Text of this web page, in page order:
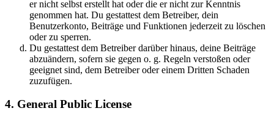
er nicht selbst erstellt hat oder die er nicht zur Kenntnis
genommen hat. Du gestattest dem Betreiber, dein
Benutzerkonto, Beiträge und Funktionen jederzeit zu löschen
oder zu sperren.
Du gestattest dem Betreiber darüber hinaus, deine Beiträge
abzuändern, sofern sie gegen o. g. Regeln verstoßen oder
geeignet sind, dem Betreiber oder einem Dritten Schaden
zuzufügen.
4. General Public License